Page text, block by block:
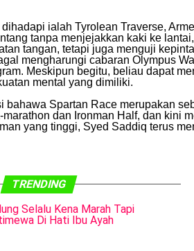
ialah Tyrolean Traverse,
tanpa menjejakkan kaki ke
tangan, tetapi juga menguji
mengharungi cabaran Olympus
Meskipun begitu, beliau dapat
mental yang dimiliki.
bahawa Spartan Race merupakan
marathon dan Ironman Half, dan kini
yang tinggi, Syed Saddiq terus
TRENDING